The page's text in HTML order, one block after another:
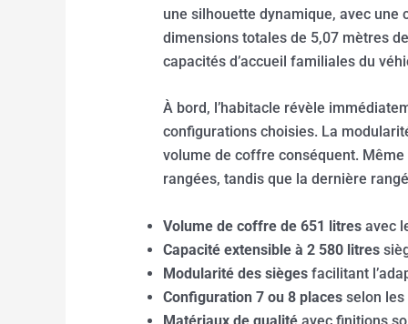
une silhouette dynamique, avec
dimensions totales de 5,07 mètres
capacités d’accueil familiales du
À bord, l’habitacle révèle
configurations choisies. La
volume de coffre conséquent.
rangées, tandis que la dernière
Volume de coffre de 651 litresavec
Capacité extensible à 2 580 litres
Modularité des siègesfacilitant
Configuration 7 ou 8 placesselon les